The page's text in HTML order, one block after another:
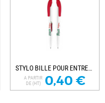
STYLO BILLE POUR ENTREPRISE CHALLENGER HD
A PARTIR
DE (HT) 0,40 €